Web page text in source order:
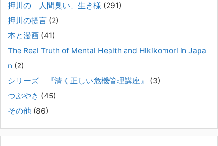
け、長年にわたり精神科医療へのアクセスの仕方や問題解決に取り組ん
い場合、家[...]
#041 将来を案じる「きょうだい」必見②きょうだ
いに精神疾患が疑われる家族がいて、家族間トラブル
で困っている方へ
2025年8月11日
長年問題解決に至らない家族のパターンのうち、弊社の相談で多い事例
景・特徴続きをみる
集英社オンラインのインタビューを受けました。「漫
押川の「人間臭い」生き様 (291)
押川の提言 (2)
本と漫画 (41)
The Real Truth of Mental Health and Hikikomori in Japa
n (2)
シリーズ 『清く正しい危機管理講座』
(3)
つぶやき (45)
その他 (86)